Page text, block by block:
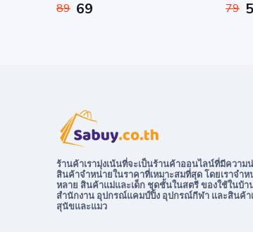
89 69
คอตตอ
79
ร้านค้าเรามุ่งเน้นที่จะเป็นร้านค้าออนไลน์ที่มีความ
สินค้าจำหน่ายในราคาที่เหมาะสมที่สุด โดยเราจำ
หลาย สินค้าแม่และเด็ก ชุดชั้นในสตรี ของใช้ในบ้
สำนักงาน อุปกรณ์แคมป์ปิ้ง อุปกรณ์กีฬา และสินค้า
สุนัขและแมว